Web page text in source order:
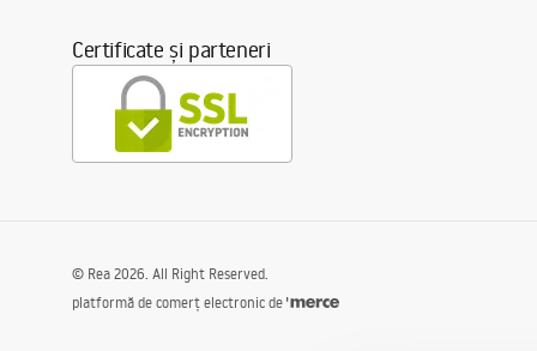
Certificate și parteneri
© Rea 2026. All Right Reserved.
platformă de comerț electronic de